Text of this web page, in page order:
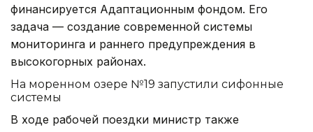
финансируется Адаптационным фондом. Его
задача — создание современной системы
мониторинга и раннего предупреждения в
высокогорных районах.
На моренном озере №19 запустили сифонные
системы
В ходе рабочей поездки министр также